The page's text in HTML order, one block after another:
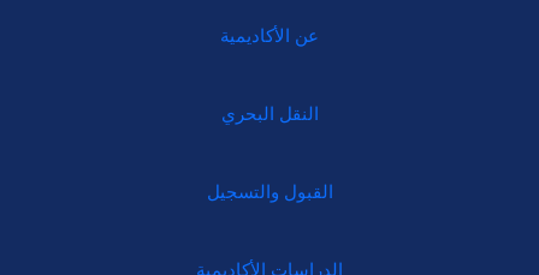
عن الأكاديمية
النقل البحري
القبول والتسجيل